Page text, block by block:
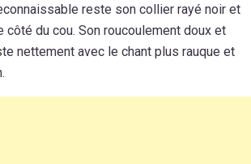
reste son collier rayé noir et
côté du cou. Son roucoulement doux et
nettement avec le chant plus rauque et